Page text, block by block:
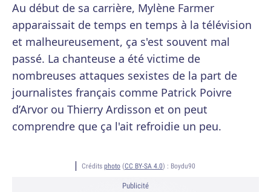
Au début de sa carrière, Mylène Farmer
apparaissait de temps en temps à la télévision
et malheureusement, ça s'est souvent mal
passé. La chanteuse a été victime de
nombreuses attaques sexistes de la part de
journalistes français comme Patrick Poivre
d’Arvor ou Thierry Ardisson et on peut
comprendre que ça l'ait refroidie un peu.
Crédits photo (CC BY-SA 4.0) : Boydu90
Publicité